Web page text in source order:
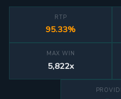
RTP
95.33%
MAX WIN
5,822x